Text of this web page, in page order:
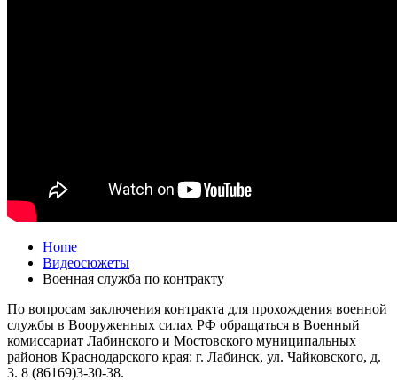
Home
Видеосюжеты
Военная служба по контракту
По вопросам заключения контракта для прохождения военной
службы в Вооруженных силах РФ обращаться в Военный
комиссариат Лабинского и Мостовского муниципальных
районов Краснодарского края: г. Лабинск, ул. Чайковского, д.
3. 8 (86169)3-30-38.